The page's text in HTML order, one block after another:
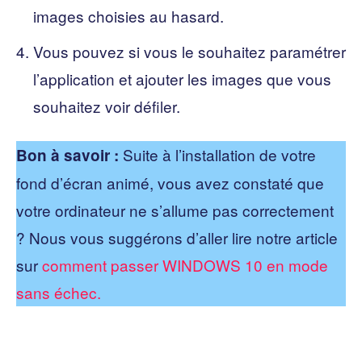
images choisies au hasard.
Vous pouvez si vous le souhaitez paramétrer
l’application et ajouter les images que vous
souhaitez voir défiler.
Bon à savoir : Suite à l’installation de votre
fond d’écran animé, vous avez constaté que
votre ordinateur ne s’allume pas correctement
? Nous vous suggérons d’aller lire notre article
surcomment passer WINDOWS 10 en mode
sans échec.